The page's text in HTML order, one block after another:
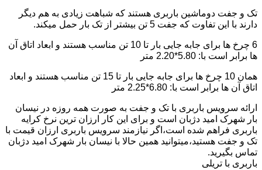
تک و جفت دوماشین باربری هستند که شباهت زیادی به هم دیگر
دارند با این تفاوت که جفت 5 تن بیشتر از تک بار حمل میکند.
6 چرخ ها برای جابه جایی بار تا 10 تن مناسب هستند و ابعاد اتاق آن
ها برابر است با: 5.80*2.20 متر
همان 10 چرخ ها برای جابه جایی بار تا 15 تن مناسب هستند و ابعاد
اتاق آن ها برابر است با: 6.80*2.25 متر
ارائه سرویس باربری با تک و جفت به صورت همه روزه در نیسان
بار شهرک امید دژبان است و برای این کار ارزان ترین نرخ کرایه
باربری فراهم شده است،اگر نیازمند سرویس باربری ارزان قیمت با
تک و جفت هستید،میتوانید همین حالا با نیسان بار شهرک امید دژبان
تماس بگیرید.
باربری با تریلی